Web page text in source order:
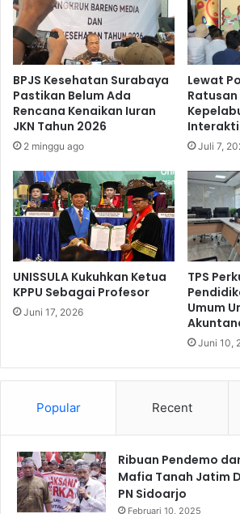
g
P
n
a
n
a
a
n
3
.
0
0
0
B
i
b
v
e
d
e
r
t
a
k
k
e
n
i
n
3
.
1
g
a
k
P
BPJS Kesehatan Surabaya
Pastikan Belum Ada
Rencana Kenaikan Iuran
JKN Tahun 2026
2 minggu ago
Lewat
Juli 7,
UNISSULA Kukuhkan Ketua
KPPU Sebagai Profesor
Juni 17, 2026
TPS
Umum
Juni 10,
Popular Recent
Ribuan Pendemo
Mafia Tanah Jatim
PN Sidoarjo
Februari 10, 2025